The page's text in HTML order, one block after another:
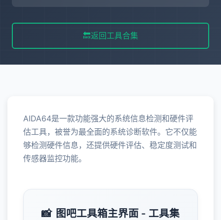
🔙返回工具合集
AIDA64是一款功能强大的系统信息检测和硬件评
估工具，被誉为最全面的系统诊断软件。它不仅能
够检测硬件信息，还提供硬件评估、稳定度测试和
传感器监控功能。
图吧工具箱主界面 - 工具集